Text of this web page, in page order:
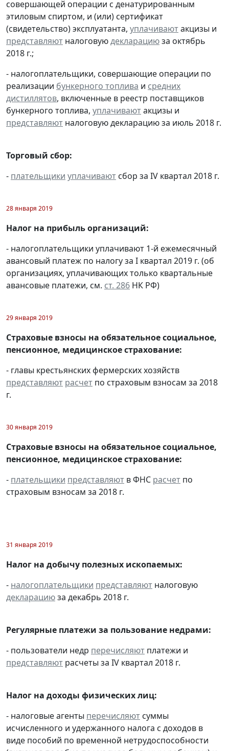
совершающей операции с денатурированным
этиловым спиртом, и (или) сертификат
(свидетельство) эксплуатанта, уплачиваютакцизы и
представляют налоговуюдекларациюза октябрь
2018 г.;
- налогоплательщики, совершающие операции по
реализации бункерного топлива и средних
дистиллятов, включенные в реестр поставщиков
бункерного топлива, уплачиваютакцизы и
представляют налоговую декларацию за июль 2018 г.
Торговый сбор:
- плательщики уплачивают сбор за IV квартал 2018 г.
28 января 2019
Налог на прибыль организаций:
- налогоплательщики уплачивают 1-й ежемесячный
авансовый платеж по налогу за I квартал 2019 г. (об
организациях, уплачивающих только квартальные
авансовые платежи, см. ст. 286 НК РФ)
29 января 2019
Страховые взносы на обязательное социальное,
пенсионное, медицинское страхование:
- главы крестьянских фермерских хозяйств
представляют расчет по страховым взносам за 2018
г.
30 января 2019
Страховые взносы на обязательное социальное,
пенсионное, медицинское страхование:
- плательщики представляют в ФНС расчет по
страховым взносам за 2018 г.
31 января 2019
Налог на добычу полезных ископаемых:
- налогоплательщики представляют налоговую
декларациюза декабрь 2018 г.
Регулярные платежи за пользование недрами:
- пользователи недр перечисляют платежи и
представляют расчеты за IV квартал 2018 г.
Налог на доходы физических лиц:
- налоговые агенты перечисляют суммы
исчисленного и удержанного налога с доходов в
виде пособий по временной нетрудоспособности